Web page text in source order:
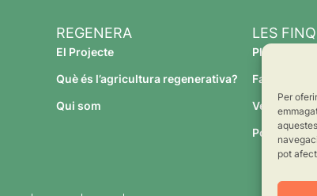
Per
pot
REGENERA
El Projecte
Què és l’agricultura regenerativa?
Qui som
LES
Planeses
Família
Verdcamp
Pomona